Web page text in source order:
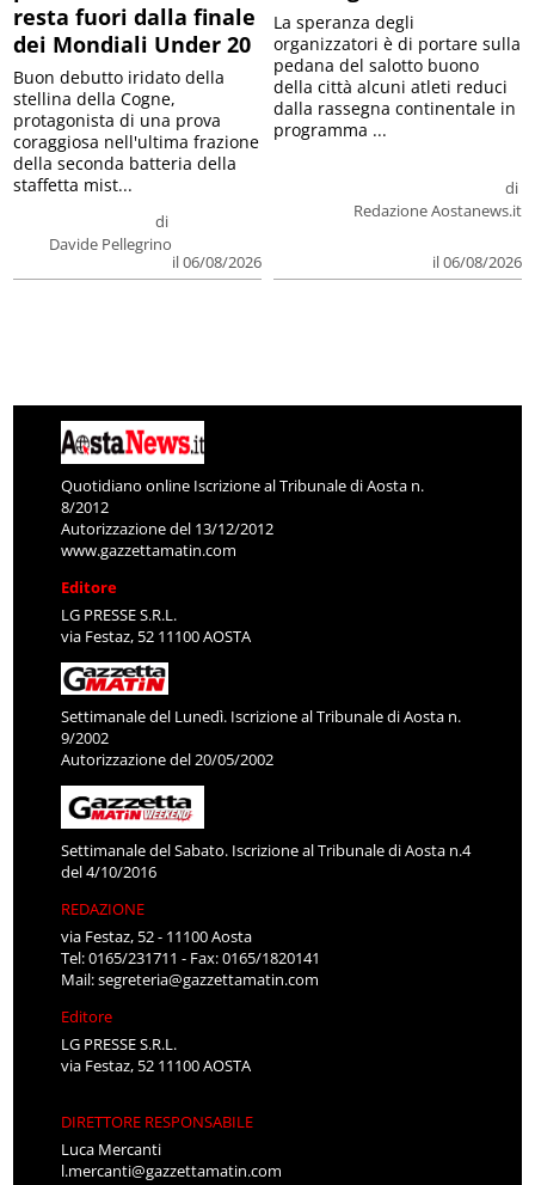
resta fuori dalla finale
dei Mondiali Under 20
di
Davide Pellegrino
il 06/08/2026
Buon debutto iridato della
stellina della Cogne,
protagonista di una prova
coraggiosa nell'ultima frazione
della seconda batteria della
staffetta mist...
di
Redazione Aostanews.it
il 06/08/2026
La speranza degli
organizzatori è di portare sulla
pedana del salotto buono
della città alcuni atleti reduci
dalla rassegna continentale in
programma ...
Quotidiano online Iscrizione al Tribunale di Aosta n.
8/2012
Autorizzazione del 13/12/2012
www.gazzettamatin.com
Editore
LG PRESSE S.R.L.
via Festaz, 52 11100 AOSTA
Settimanale del Lunedì. Iscrizione al Tribunale di Aosta n.
9/2002
Autorizzazione del 20/05/2002
Settimanale del Sabato. Iscrizione al Tribunale di Aosta n.4
del 4/10/2016
REDAZIONE
via Festaz, 52 - 11100 Aosta
Tel: 0165/231711 - Fax: 0165/1820141
Mail:segreteria@gazzettamatin.com
Editore
LG PRESSE S.R.L.
via Festaz, 52 11100 AOSTA
DIRETTORE RESPONSABILE
Luca Mercanti
l.mercanti@gazzettamatin.com